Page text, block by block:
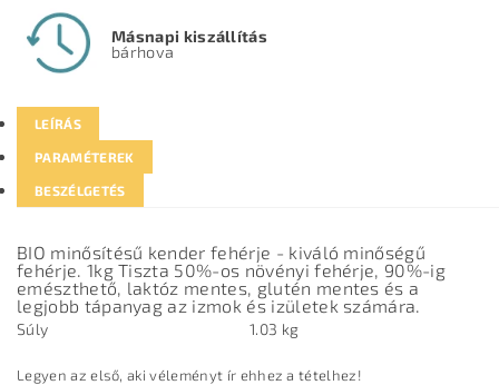
Másnapi kiszállítás
bárhova
LEÍRÁS
PARAMÉTEREK
BESZÉLGETÉS
BIO minősítésű kender fehérje - kiváló minőségű
fehérje. 1kg Tiszta 50%-os növényi fehérje, 90%-ig
emészthető, laktóz mentes, glutén mentes és a
legjobb tápanyag az izmok és izületek számára.
Súly 1.03 kg
Legyen az első, aki véleményt ír ehhez a tételhez!